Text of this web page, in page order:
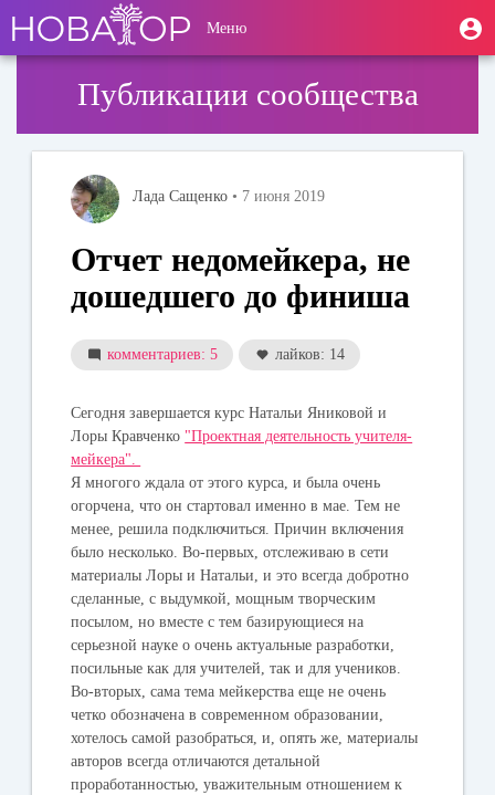
основному
содержанию
User
account
Меню
Публикации сообщества
Лада Сащенко • 7 июня 2019
Отчет недомейкера, не
дошедшего до финиша
комментариев: 5 лайков: 14
Сегодня завершается курс Натальи Яниковой и
Лоры Кравченко "Проектная деятельность учителя-
мейкера".
Я многого ждала от этого курса, и была очень
огорчена, что он стартовал именно в мае. Тем не
менее, решила подключиться. Причин включения
было несколько. Во-первых, отслеживаю в сети
материалы Лоры и Натальи, и это всегда добротно
сделанные, с выдумкой, мощным творческим
посылом, но вместе с тем базирующиеся на
серьезной науке о очень актуальные разработки,
посильные как для учителей, так и для учеников.
Во-вторых, сама тема мейкерства еще не очень
четко обозначена в современном образовании,
хотелось самой разобраться, и, опять же, материалы
авторов всегда отличаются детальной
проработанностью, уважительным отношением к